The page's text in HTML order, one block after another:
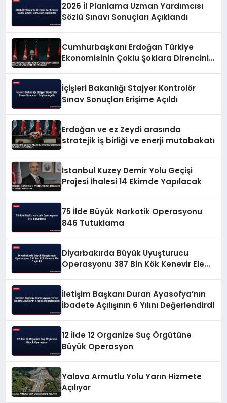
2026 İl Planlama Uzman Yardımcısı
Sözlü Sınavı Sonuçları Açıklandı
Cumhurbaşkanı Erdoğan Türkiye
Ekonomisinin Çoklu Şoklara Direncini
İçişleri Bakanlığı Stajyer Kontrolör
Sınav Sonuçları Erişime Açıldı
Erdoğan ve ez Zeydi arasında
stratejik iş birliği ve enerji mutabakatı
İstanbul Kuzey Demir Yolu Geçişi
Projesi İhalesi 14 Ekimde Yapılacak
75 İlde Büyük Narkotik Operasyonu
846 Tutuklama
Diyarbakırda Büyük Uyuşturucu
Operasyonu 387 Bin Kök Kenevir Ele
İletişim Başkanı Duran Ayasofya’nın
İbadete Açılışının 6 Yılını Değerlendirdi
12 İlde 12 Organize Suç Örgütüne
Büyük Operasyon
Yalova Armutlu Yolu Yarın Hizmete
Açılıyor